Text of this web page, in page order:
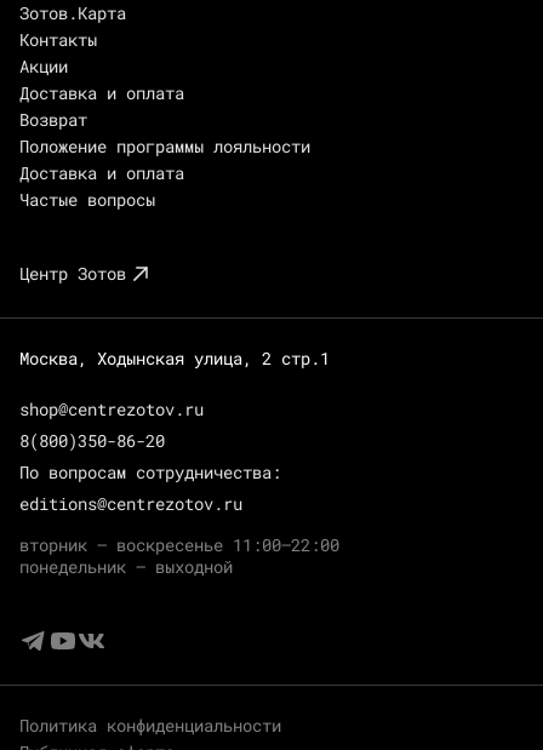
Зотов.Карта
Контакты
Акции
Доставка и оплата
Возврат
Положение программы лояльности
Доставка и оплата
Частые вопросы
Центр Зотов
Москва, Ходынская улица, 2 стр.1
shop@centrezotov.ru
8(800)350-86-20
По вопросам сотрудничества:
editions@centrezotov.ru
вторник — воскресенье 11:00–22:00
понедельник — выходной
Политика конфиденциальности